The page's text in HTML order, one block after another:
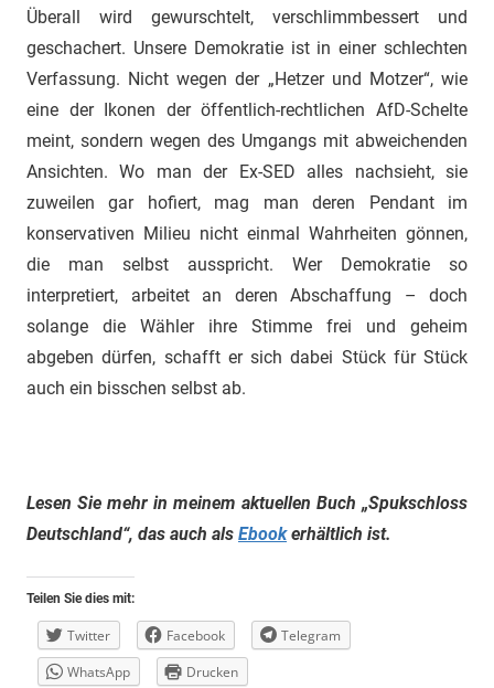
Überall wird gewurschtelt, verschlimmbessert und
geschachert. Unsere Demokratie ist in einer schlechten
Verfassung. Nicht wegen der „Hetzer und Motzer“, wie
eine der Ikonen der öffentlich-rechtlichen AfD-Schelte
meint, sondern wegen des Umgangs mit abweichenden
Ansichten. Wo man der Ex-SED alles nachsieht, sie
zuweilen gar hofiert, mag man deren Pendant im
konservativen Milieu nicht einmal Wahrheiten gönnen,
die man selbst ausspricht. Wer Demokratie so
interpretiert, arbeitet an deren Abschaffung – doch
solange die Wähler ihre Stimme frei und geheim
abgeben dürfen, schafft er sich dabei Stück für Stück
auch ein bisschen selbst ab.
Lesen Sie mehr in meinem aktuellen Buch „Spukschloss
Deutschland“, das auch als Ebookerhältlich ist.
Teilen Sie dies mit:
Twitter Facebook
Telegram
WhatsApp
Drucken